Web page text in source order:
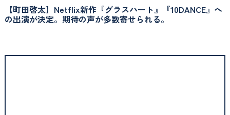
【町田啓太】Netflix新作『グラスハート』『10DANCE』へ
の出演が決定。期待の声が多数寄せられる。